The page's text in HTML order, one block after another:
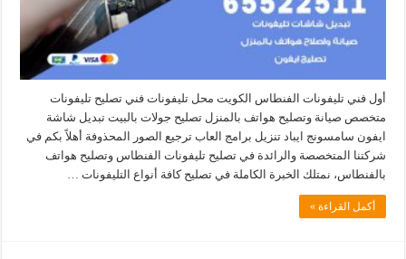
أول فني تليفونات الفنطاس الكويت محل تليفونات فني تصليح تليفونات
متخصص صيانة وتصليح هواتف بالمنزل تصليح جولات بالبيت تبديل شاشة
ايفون سامسونج ايباد تنزيل برامج العاب ترجيع الصور المحذوفة أهلاً بكم في
شركتنا المتخصصة والرائدة في تصليح تليفونات الفنطاس وتصليح هواتف
بالفنطاس، نمتلك الخبرة الكاملة في تصليح كافة أنواع التليفونات …
أكمل القراءة »